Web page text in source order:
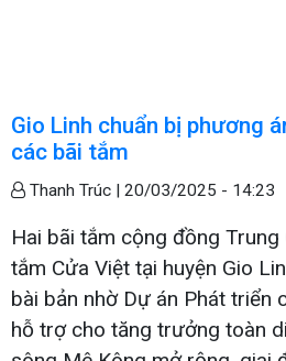
Gio Linh chuẩn bị phương
các bãi tắm
Thanh Trúc | 20/03/2025 - 14:23
Hai bãi tắm cộng đồng Trung
tắm Cửa Việt tại huyện Gio
bài bản nhờ Dự án Phát triển
hỗ trợ cho tăng trưởng toàn